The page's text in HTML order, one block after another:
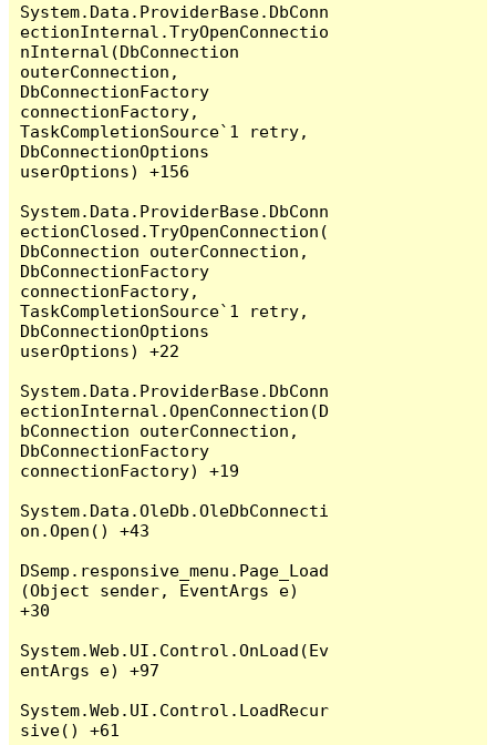
System.Data.ProviderBase.DbConn
ectionInternal.TryOpenConnectio
nInternal(DbConnection
outerConnection,
DbConnectionFactory
connectionFactory,
TaskCompletionSource`1 retry,
DbConnectionOptions
userOptions) +156
System.Data.ProviderBase.DbConn
ectionClosed.TryOpenConnection(
DbConnection outerConnection,
DbConnectionFactory
connectionFactory,
TaskCompletionSource`1 retry,
DbConnectionOptions
userOptions) +22
System.Data.ProviderBase.DbConn
ectionInternal.OpenConnection(D
bConnection outerConnection,
DbConnectionFactory
connectionFactory) +19
System.Data.OleDb.OleDbConnecti
on.Open() +43
DSemp.responsive_menu.Page_Load
(Object sender, EventArgs e)
+30
System.Web.UI.Control.OnLoad(Ev
entArgs e) +97
System.Web.UI.Control.LoadRecur
sive() +61